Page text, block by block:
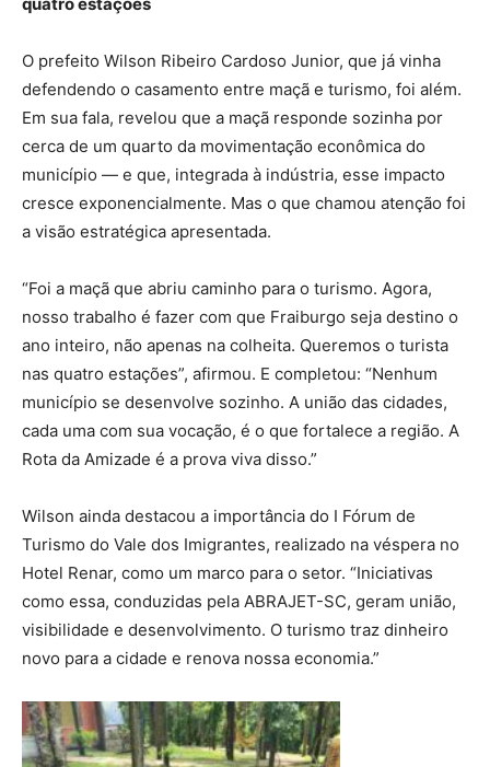
O prefeito Wilson Ribeiro Cardoso Junior, que já vinha
defendendo o casamento entre maçã e turismo, foi além.
Em sua fala, revelou que a maçã responde sozinha por
cerca de um quarto da movimentação econômica do
município — e que, integrada à indústria, esse impacto
cresce exponencialmente. Mas o que chamou atenção foi
a visão estratégica apresentada.
“Foi a maçã que abriu caminho para o turismo. Agora,
nosso trabalho é fazer com que Fraiburgo seja destino o
ano inteiro, não apenas na colheita. Queremos o turista
nas quatro estações”, afirmou. E completou: “Nenhum
município se desenvolve sozinho. A união das cidades,
cada uma com sua vocação, é o que fortalece a região. A
Rota da Amizade é a prova viva disso.”
Wilson ainda destacou a importância do I Fórum de
Turismo do Vale dos Imigrantes, realizado na véspera no
Hotel Renar, como um marco para o setor. “Iniciativas
como essa, conduzidas pela ABRAJET-SC, geram união,
visibilidade e desenvolvimento. O turismo traz dinheiro
novo para a cidade e renova nossa economia.”